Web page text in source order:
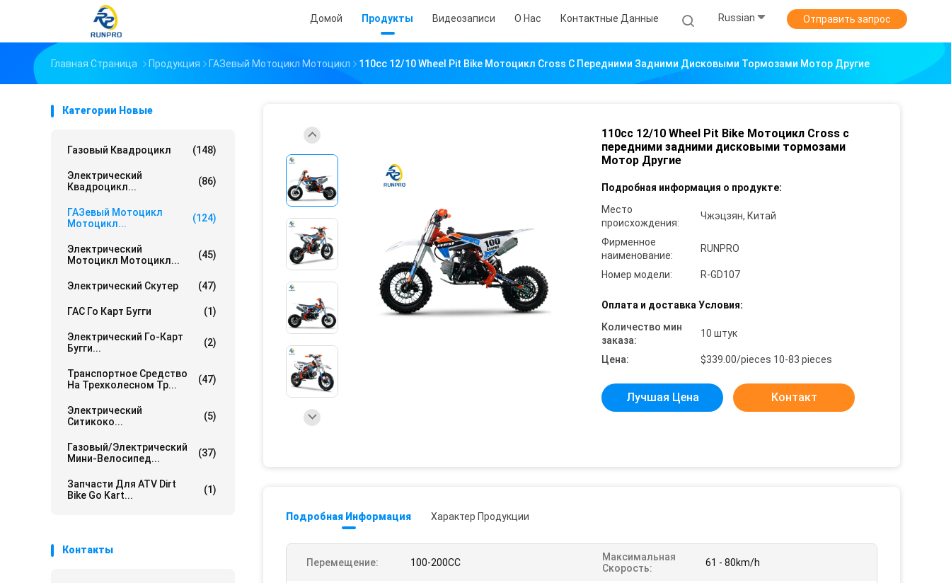
Домой Продукты Видеозаписи О Нас Контактные Данные Russian Отправить запрос
Главная Страница Продукция ГАЗевый Мотоцикл Мотоцикл 110cc 12/10 Wheel Pit Bike Мотоцикл Cross С Передними Задними Дисковыми Тормозами Мотор Другие
Категории Новые
Газовый Квадроцикл (148)
Электрический
Квадроцикл...
(86)
ГАЗевый Мотоцикл
Мотоцикл...
(124)
Электрический
Мотоцикл Мотоцикл...
(45)
Электрический Скутер (47)
ГАС Го Карт Бугги (1)
Электрический Го-Карт
Бугги...
(2)
Транспортное Средство
На Трехколесном Тр...
(47)
Электрический
Ситикоко...
(5)
Газовый/электрический
Мини-Велосипед...
(37)
Запчасти Для ATV Dirt
Bike Go Kart...
(1)
Контакты
110cc 12/10 Wheel Pit Bike Мотоцикл Cross с
передними задними дисковыми тормозами
Мотор Другие
Подробная информация о продукте:
Место
происхождения:
Чжэцзян, Китай
Фирменное
наименование:
RUNPRO
Номер модели: R-GD107
Оплата и доставка Условия:
Количество мин
заказа:
10 штук
Цена: $339.00/pieces 10-83 pieces
Лучшая Цена Контакт
Подробная Информация Характер Продукции
Перемещение: 100-200CC
Максимальная
Скорость:
61 - 80km/h